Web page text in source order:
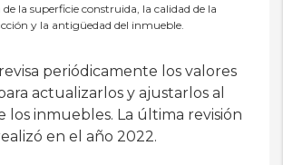
la superficie construida, la calidad de la
y la antigüedad del inmueble.
periódicamente los valores
actualizarlos y ajustarlos al
los inmuebles. La última revisión
en el año 2022.